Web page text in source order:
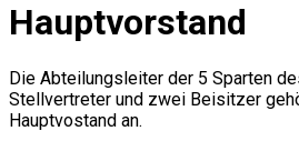
Hauptvorstand
Die Abteilungsleiter der 5 Sparten
Stellvertreter und zwei Beisitzer
Hauptvostand an.